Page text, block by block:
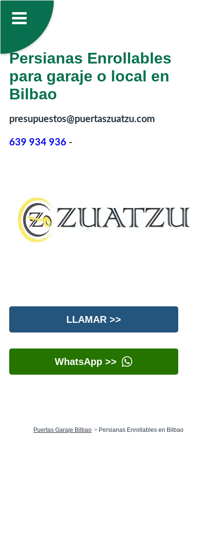
Persianas Enrollables
para garaje o local en
Bilbao
presupuestos@puertaszuatzu.com
639 934 936 -
LLAMAR >>
WhatsApp >>
Puertas Garaje Bilbao Persianas Enrollables en Bilbao